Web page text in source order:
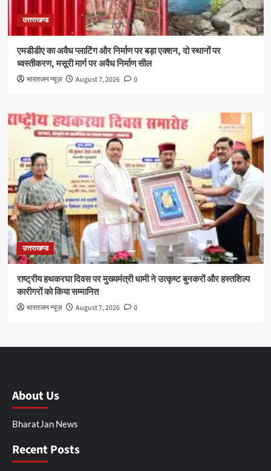
उत्तराखण्ड
एमडीडीए का अवैध प्लाटिंग और निर्माण पर बड़ा एक्शन, दो स्थानों पर
ध्वस्तीकरण, मसूरी मार्ग पर अवैध निर्माण सील
भारतजन न्यूज़ August 7, 2026 0
उत्तराखण्ड
राष्ट्रीय हथकरघा दिवस पर मुख्यमंत्री धामी ने उत्कृष्ट बुनकरों और हस्तशिल्प
कारीगरों को किया सम्मानित
भारतजन न्यूज़ August 7, 2026 0
About Us
BharatJan News
Recent Posts